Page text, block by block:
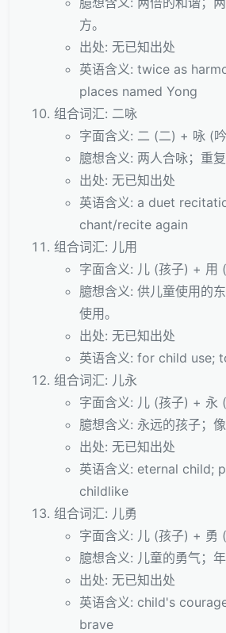
方。
出处: 无已知出处
英语含义: twice as
places named Yong
组合词汇: 二咏
字面含义: 二 (二) + 咏 (
臆想含义: 两人合咏；重复
出处: 无已知出处
英语含义: a duet
chant/recite again
组合词汇: 儿用
字面含义: 儿 (孩子) + 用
臆想含义: 供儿童使用的
使用。
出处: 无已知出处
英语含义: for child use;
组合词汇: 儿永
字面含义: 儿 (孩子) + 永
臆想含义: 永远的孩子；像
出处: 无已知出处
英语含义: eternal child;
childlike
组合词汇: 儿勇
字面含义: 儿 (孩子) + 勇
臆想含义: 儿童的勇气；年
出处: 无已知出处
英语含义: child's
brave